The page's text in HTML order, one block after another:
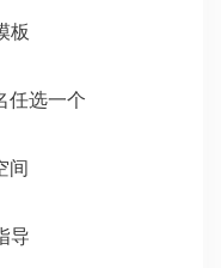
板
选一个
间
导